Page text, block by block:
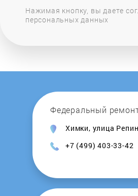
JH
Kocateq
KOGAST
Krona
Нажимая кнопку, вы даете
персональных данных
Федеральный
Химки, улица
+7 (499) 403-33-42